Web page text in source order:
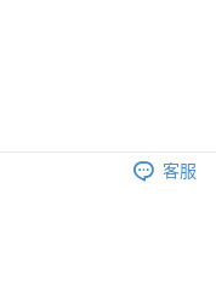
客服